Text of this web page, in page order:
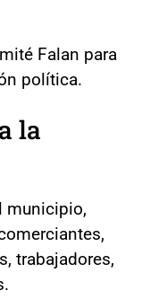
Falan para
política.
la
municipio,
trabajadores,